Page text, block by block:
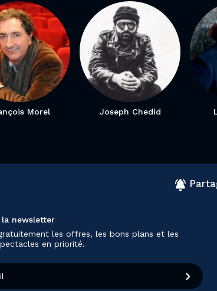
Morel Joseph Chedid
newsletter
les offres, les bons plans et les
en priorité.